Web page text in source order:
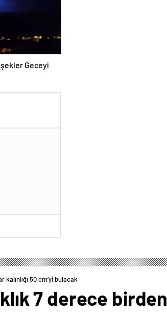
Geceyi
50 cm’yi bulacak
7 derece birden